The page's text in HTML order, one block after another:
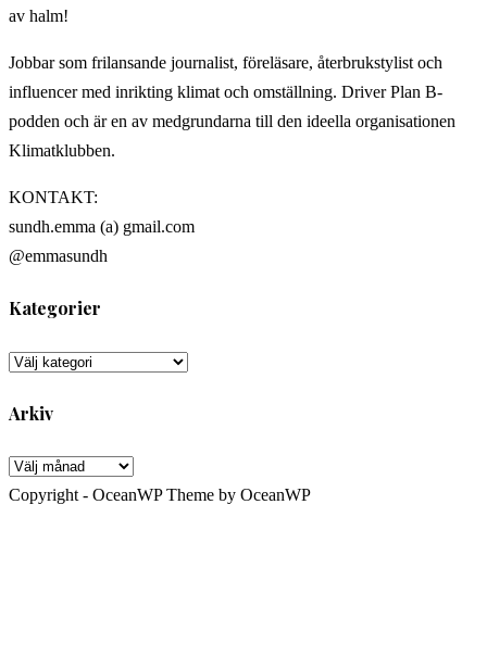
av halm!
Jobbar som frilansande journalist, föreläsare, återbrukstylist och
influencer med inrikting klimat och omställning. Driver Plan B-
podden och är en av medgrundarna till den ideella organisationen
Klimatklubben.
KONTAKT:
sundh.emma (a) gmail.com
@emmasundh
Kategorier
Kategorier
Arkiv
Arkiv
Copyright - OceanWP Theme by OceanWP